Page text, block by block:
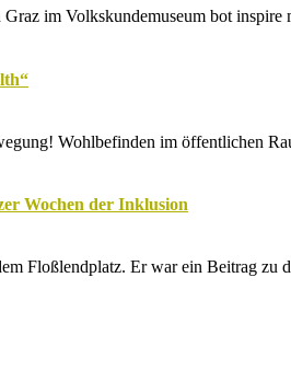
im Volkskundemuseum bot
Wohlbefinden im öffentlichen
Wochen der Inklusion
Floßlendplatz. Er war ein Beitrag